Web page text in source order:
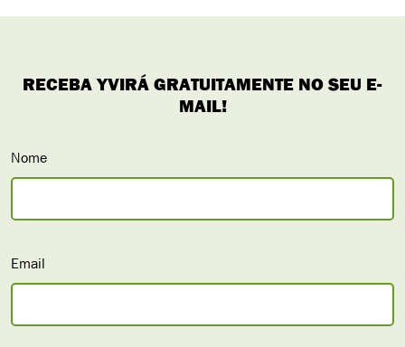
Nome
Email